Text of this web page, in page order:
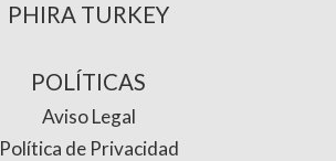
PHIRA TURKEY
POLÍTICAS
Aviso Legal
Política de Privacidad